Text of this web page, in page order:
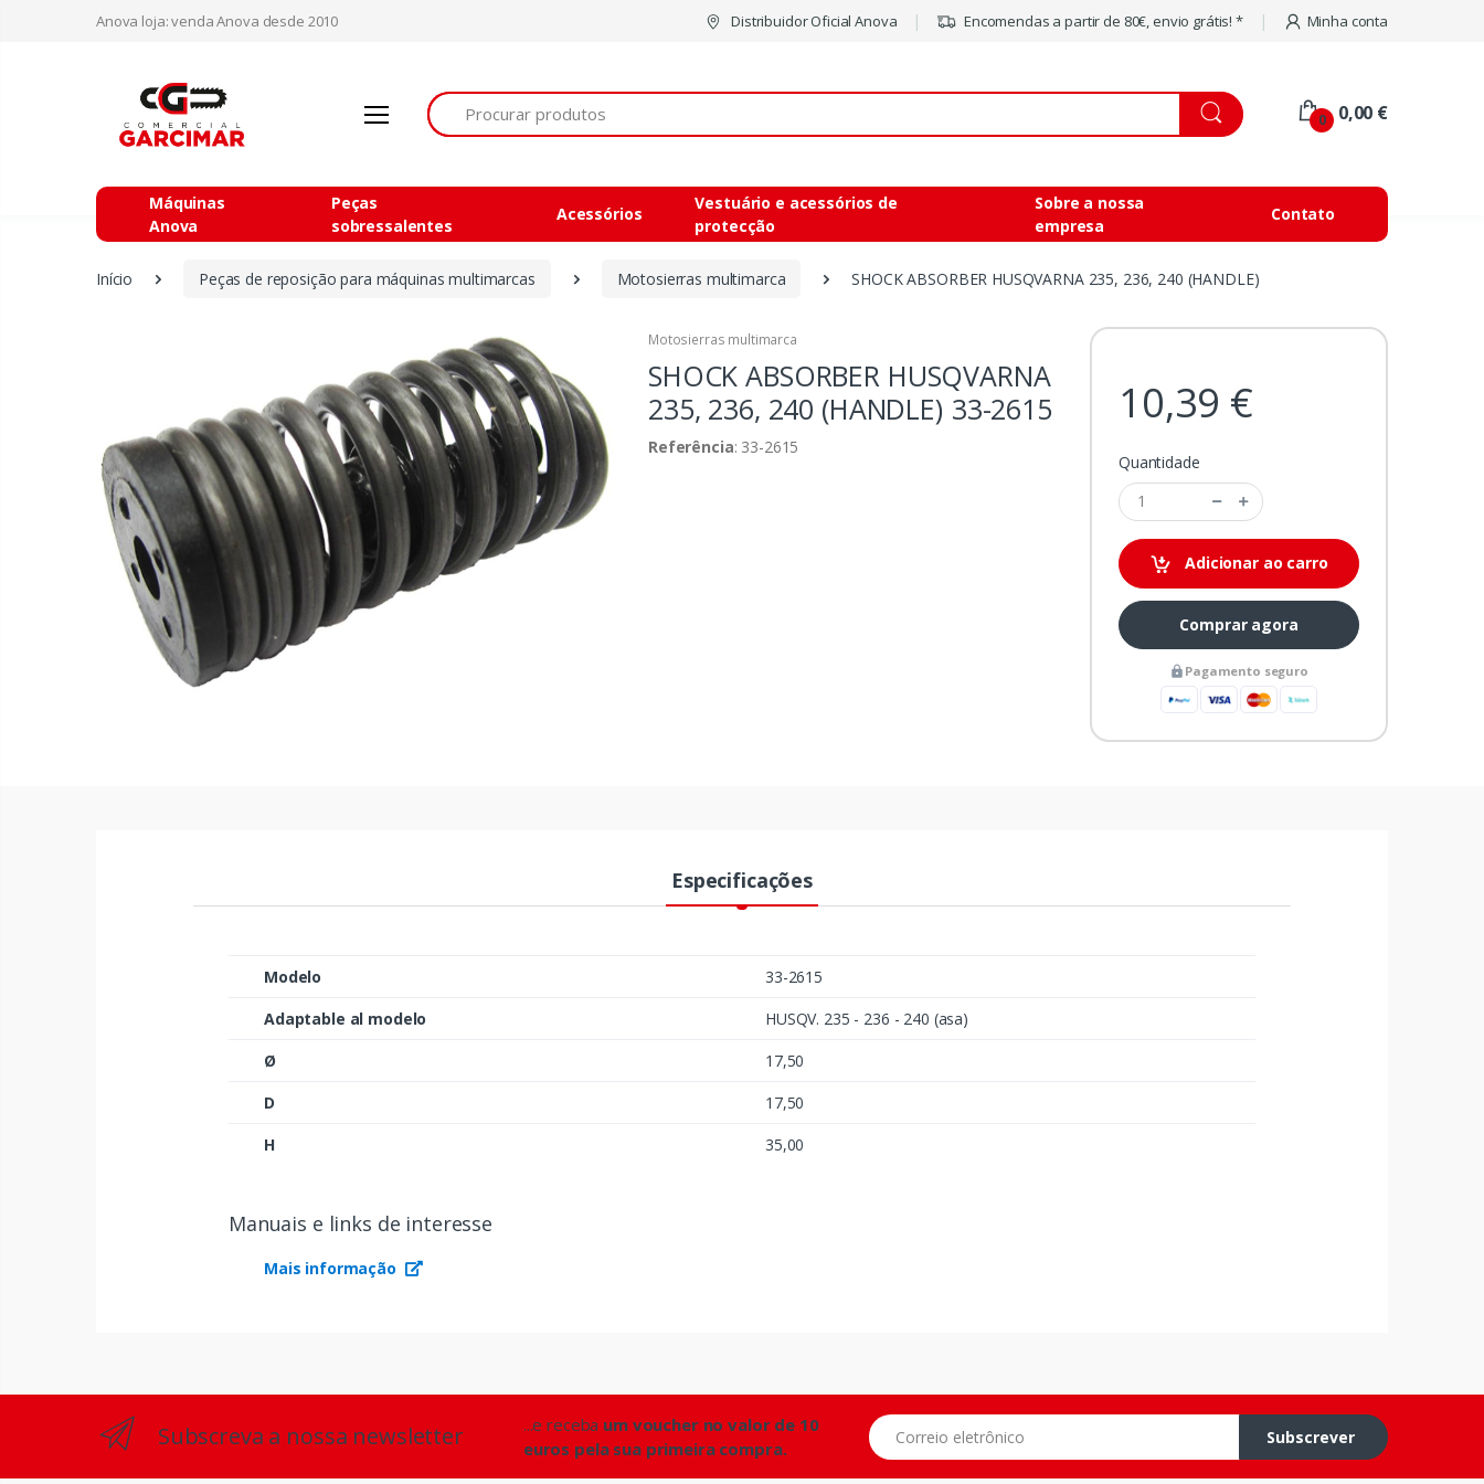
Anova loja: venda Anova desde 2010 Distribuidor Oficial Anova Encomendas a partir de 80€, envio grátis! * Minha conta
Procurar
0 0,00 €
Máquinas
Anova
Peças
sobressalentes
Acessórios
Vestuário e acessórios de
protecção
Sobre a nossa
empresa
Contato
Início Peças de reposição para máquinas multimarcas Motosierras multimarca SHOCK ABSORBER HUSQVARNA 235, 236, 240 (HANDLE)
Motosierras multimarca
SHOCK ABSORBER HUSQVARNA
235, 236, 240 (HANDLE) 33-2615
Referência: 33-2615
10,39 €
Quantidade
Adicionar ao carro
Comprar agora
Pagamento seguro
Especificações
Modelo
33-2615
Adaptable al modelo
HUSQV. 235 - 236 - 240 (asa)
Ø
17,50
D
17,50
H
35,00
Manuais e links de interesse
Mais informação
Subscreva a nossa newsletter ...e receba um voucher no valor de 10
euros pela sua primeira compra.
Correio eletrônico
Subscrever